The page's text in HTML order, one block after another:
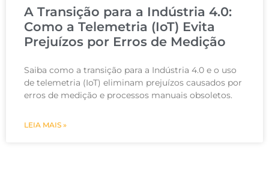
A Transição para a Indústria 4.0:
Como a Telemetria (IoT) Evita
Prejuízos por Erros de Medição
Saiba como a transição para a Indústria 4.0 e o uso
de telemetria (IoT) eliminam prejuízos causados por
erros de medição e processos manuais obsoletos.
LEIA MAIS »